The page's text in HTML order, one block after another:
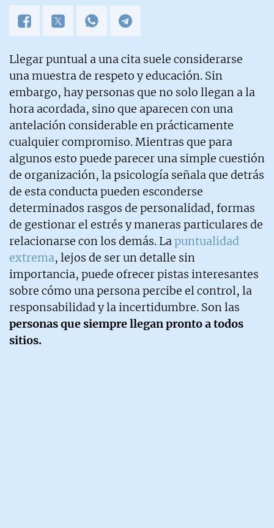
Llegar puntual a una cita suele considerarse
una muestra de respeto y educación. Sin
embargo, hay personas que no solo llegan a la
hora acordada, sino que aparecen con una
antelación considerable en prácticamente
cualquier compromiso. Mientras que para
algunos esto puede parecer una simple cuestión
de organización, la psicología señala que detrás
de esta conducta pueden esconderse
determinados rasgos de personalidad, formas
de gestionar el estrés y maneras particulares de
relacionarse con los demás. Lapuntualidad
extrema, lejos de ser un detalle sin
importancia, puede ofrecer pistas interesantes
sobre cómo una persona percibe el control, la
responsabilidad y la incertidumbre. Son las
personas que siempre llegan pronto a todos
sitios.